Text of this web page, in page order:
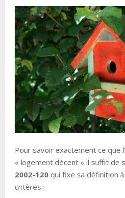
Pour savoir exactement ce que
« logement décent » il suffit de
2002-120 qui fixe sa définition
critères :